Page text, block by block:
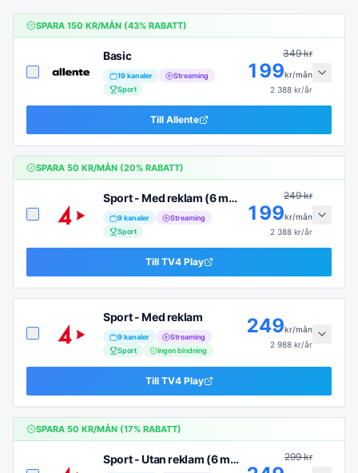
SPARA 150 KR/MÅN (43% RABATT)
Basic
19kanaler
Streaming
Sport
349kr
199kr/mån
2 388 kr/år
Till Allente
SPARA 50 KR/MÅN (20% RABATT)
Sport - Med reklam (6 mån)
9kanaler
Streaming
Sport
249kr
199kr/mån
2 388 kr/år
Till TV4 Play
Sport - Med reklam
9kanaler
Streaming
Sport
Ingen bindning
249kr/mån
2 988 kr/år
Till TV4 Play
SPARA 50 KR/MÅN (17% RABATT)
Sport - Utan reklam (6 mån) 299kr